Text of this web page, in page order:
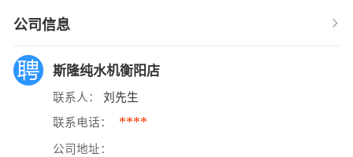
公司信息
斯隆纯水机衡阳店
联系人： 刘先生
联系电话： ****
公司地址：